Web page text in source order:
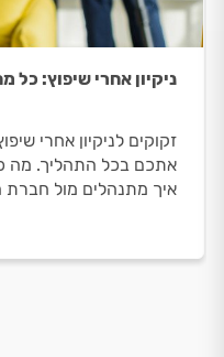
ניקיון אחרי שיפוץ: כל
זקוקים לניקיון אחרי
אתכם בכל התהליך. מה
איך מתנהלים מול חברת